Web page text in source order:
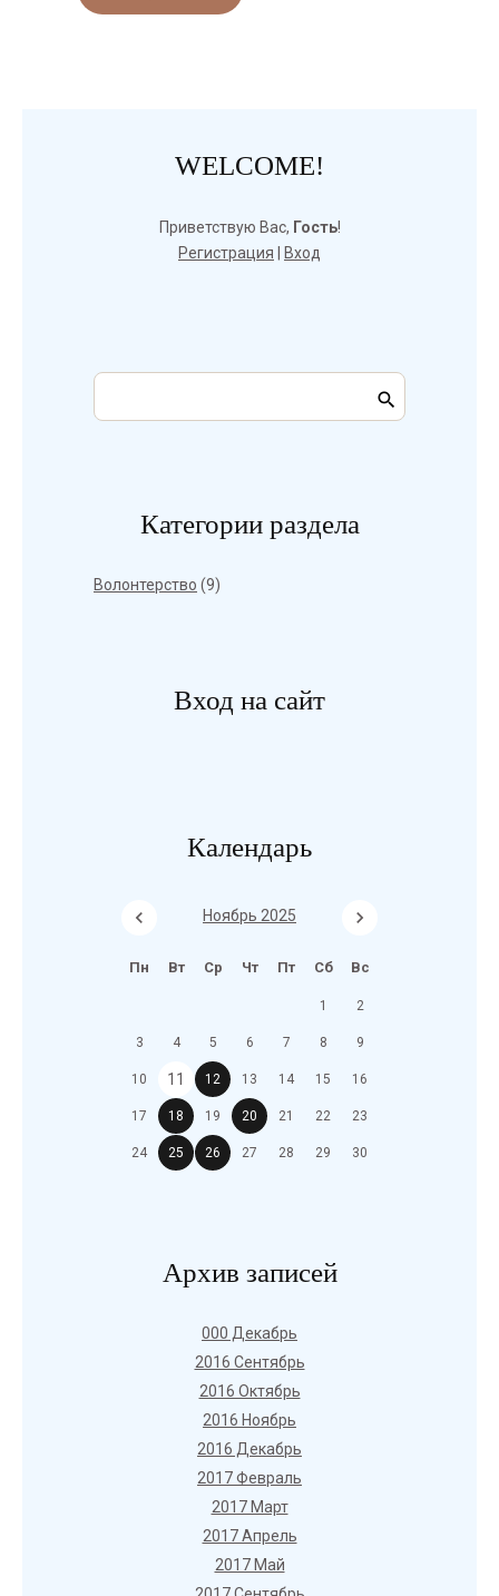
WELCOME!
Приветствую Вас, Гость!
Регистрация
Вход
Категории раздела
Волонтерство (9)
Вход на сайт
Календарь
Ноябрь 2025
Пн Вт Ср Чт Пт Сб Вс
1 2
3 4 5 6 7 8 9
10 11 12 13 14 15 16
17 18 19 20 21 22 23
24 25 26 27 28 29 30
Архив записей
000 Декабрь
2016 Сентябрь
2016 Октябрь
2016 Ноябрь
2016 Декабрь
2017 Февраль
2017 Март
2017 Апрель
2017 Май